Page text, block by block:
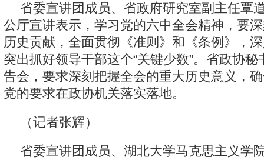
省委宣讲团成员、省政府研究室副主任覃
公厅宣讲表示，学习党的六中全会精神，要
历史贡献，全面贯彻《准则》和《条例》，
突出抓好领导干部这个“关键少数”。省政协
告会，要求深刻把握全会的重大历史意义，
党的要求在政协机关落实落地。
（记者张辉）
省委宣讲团成员、湖北大学马克思主义学